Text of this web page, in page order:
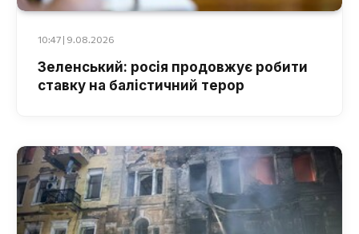
10:47 | 9.08.2026
Зеленський: росія продовжує робити
ставку на балістичний терор